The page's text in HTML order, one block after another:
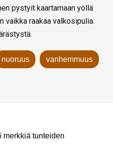
pystyit kaartamaan yöllä
vaikka raakaa valkosipulia.
nuoruus vanhemmuus
merkkiä tunteiden